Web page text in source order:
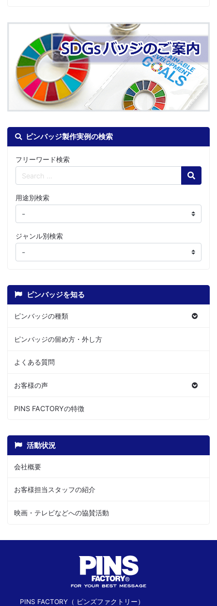
ピンバッジ製作実例の検索
フリーワード検索
Search
用途別検索
ジャンル別検索
ピンバッジを知る
ピンバッジの種類
ピンバッジの留め方・外し方
よくある質問
お客様の声
PINS FACTORYの特徴
活動状況
会社概要
お客様担当スタッフの紹介
映画・テレビなどへの協賛活動
PINS FACTORY（ ピンズファクトリー）